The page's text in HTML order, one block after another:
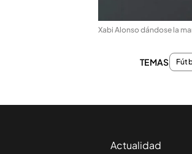
Xabi Alonso dándose la
TEMAS
Actualidad